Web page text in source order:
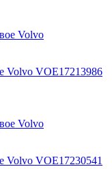
Volvo VOE17213986
Volvo VOE17230541